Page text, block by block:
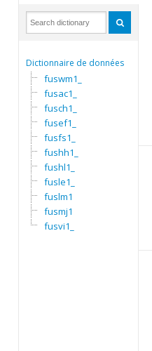
Dictionnaire de données
fuswm1_
fusac1_
fusch1_
fusef1_
fusfs1_
fushh1_
fushl1_
fusle1_
fuslm1
fusmj1
fusvi1_